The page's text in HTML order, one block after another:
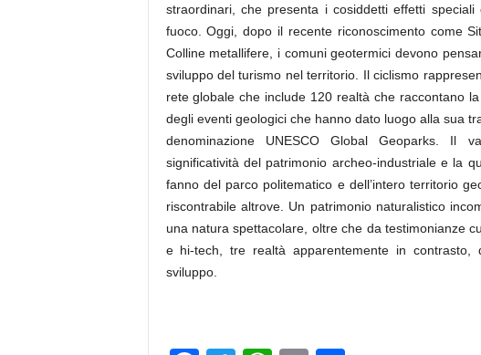
straordinari, che presenta i cosiddetti effetti
fuoco. Oggi, dopo il recente riconoscimento come
Colline metallifere, i comuni geotermici devono
sviluppo del turismo nel territorio. Il ciclismo
rete globale che include 120 realtà che raccontano
degli eventi geologici che hanno dato luogo alla sua
denominazione UNESCO Global Geoparks. Il
significatività del patrimonio archeo-industriale e la
fanno del parco politematico e dell’intero territorio
riscontrabile altrove. Un patrimonio naturalistico
una natura spettacolare, oltre che da testimonianze
e hi-tech, tre realtà apparentemente in contrasto,
sviluppo.